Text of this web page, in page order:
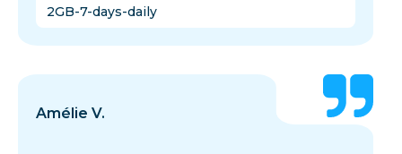
2GB-7-days-daily
Amélie V.